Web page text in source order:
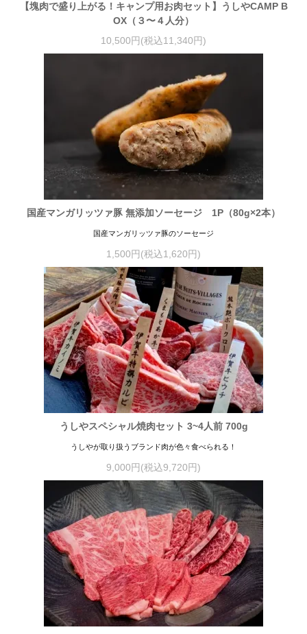
【塊肉で盛り上がる！キャンプ用お肉セット】うしやCAMP B
OX（３〜４人分）
10,500円(税込11,340円)
国産マンガリッツァ豚 無添加ソーセージ 1P（80g×2本）
国産マンガリッツァ豚のソーセージ
1,500円(税込1,620円)
うしやスペシャル焼肉セット 3~4人前 700g
うしやが取り扱うブランド肉が色々食べられる！
9,000円(税込9,720円)